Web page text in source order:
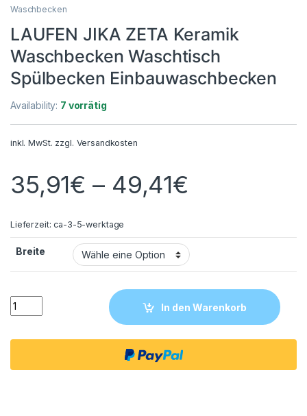
Waschbecken
LAUFEN JIKA ZETA Keramik
Waschbecken Waschtisch
Spülbecken Einbauwaschbecken
Availability: 7 vorrätig
inkl. MwSt. zzgl. Versandkosten
35,91€ – 49,41€
Lieferzeit:ca-3-5-werktage
Breite
LAUFEN JIKA ZETA Keramik Waschbecken Waschtisch
In den Warenkorb